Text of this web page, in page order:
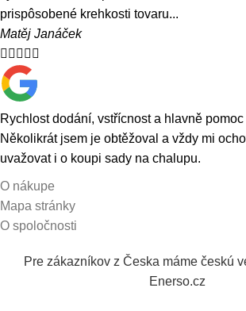
prispôsobené krehkosti tovaru...
Matěj Janáček
    
Rychlost dodání, vstřícnost a hlavně
Několikrát jsem je obtěžoval a vždy mi
uvažovat i o koupi sady na chalupu.
O nákupe
Mapa stránky
O spoločnosti
Pre zákazníkov z Česka máme českú
Enerso.cz